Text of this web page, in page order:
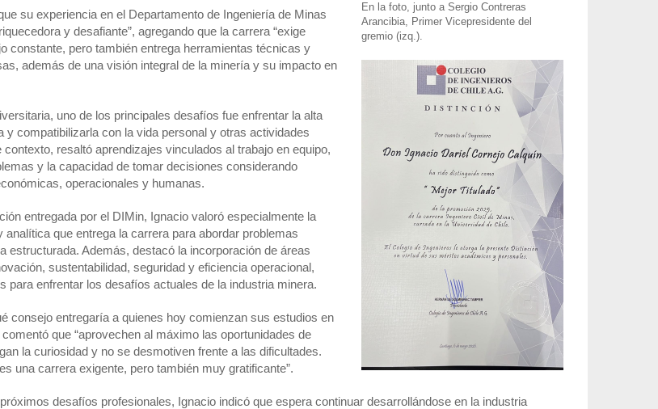
En la foto, junto a Sergio Contreras
Arancibia, Primer Vicepresidente del
gremio (izq.).
su experiencia en el Departamento de Ingeniería de Minas
y desafiante”, agregando que la carrera “exige
constante, pero también entrega herramientas técnicas y
además de una visión integral de la minería y su impacto en
uno de los principales desafíos fue enfrentar la alta
y compatibilizarla con la vida personal y otras actividades
resaltó aprendizajes vinculados al trabajo en equipo,
y la capacidad de tomar decisiones considerando
operacionales y humanas.
entregada por el DIMin, Ignacio valoró especialmente la
analítica que entrega la carrera para abordar problemas
estructurada. Además, destacó la incorporación de áreas
sustentabilidad, seguridad y eficiencia operacional,
para enfrentar los desafíos actuales de la industria minera.
consejo entregaría a quienes hoy comienzan sus estudios en
que “aprovechen al máximo las oportunidades de
la curiosidad y no se desmotiven frente a las dificultades.
una carrera exigente, pero también muy gratificante”.
desafíos profesionales, Ignacio indicó que espera continuar desarrollándose en la industria